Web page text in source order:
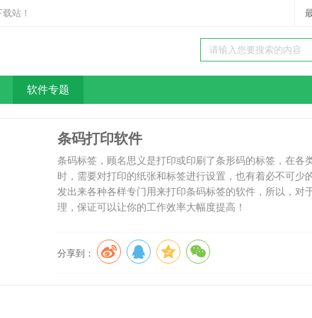
站！
软件专题
条码打印软件
条码标签，顾名思义是打印或印刷了条形码的标签，在
时，需要对打印的纸张和标签进行设置，也有着必不可
发出来各种各样专门用来打印条码标签的软件，所以，
理，保证可以让你的工作效率大幅度提高！
分享到：